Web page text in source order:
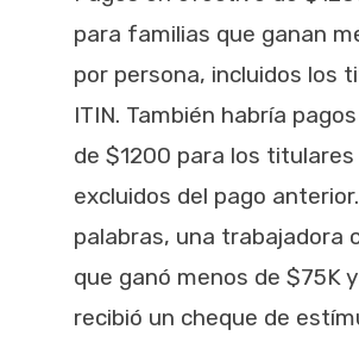
para familias que ganan
por persona, incluidos los
ITIN. También habría
de $1200 para los titulares
excluidos del pago
palabras, una trabajadora
que ganó menos de $75K
recibió un cheque de